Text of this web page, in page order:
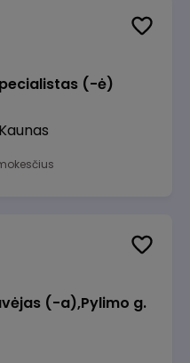
(-ė)
Kaunas
(-a),Pylimo g.